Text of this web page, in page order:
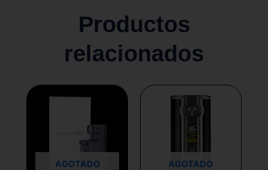
Productos
relacionados
AGOTADO
múltiples
variantes.
Las
AGOTADO
producto
tiene
múltiples
variantes.
Las